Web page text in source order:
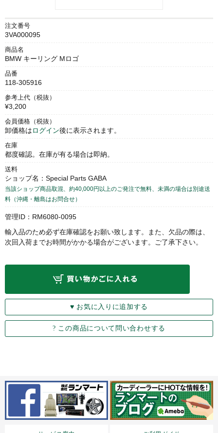
注文番号
3VA000095
商品名
BMW キーリング Mロゴ
品番
118-305916
参考上代（税抜）
¥3,200
会員価格（税抜）
卸価格はログイン後に表示されます。
在庫
都度確認。在庫が有る場合は即納。
送料
ショップ名：Special Parts GABA
当該ショップ商品取混、約40,000円以上のご発注で無料、未満の場合は別途送
料（沖縄・離島はお問合せ）
管理ID：RM6080-0095
輸入品のため必ず在庫確認をお願い致します。また、欠品の際は、
次回入荷までお時間がかかる場合がございます。ご了承下さい。